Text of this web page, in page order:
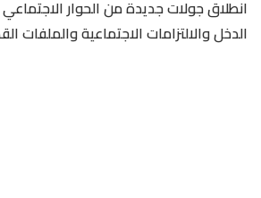
انطلاق جولات جديدة من الحوار
الدخل والالتزامات الاجتماعية والملفات